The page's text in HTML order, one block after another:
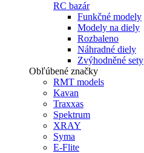
RC bazár
Funkčné modely
Modely na diely
Rozbaleno
Náhradné diely
Zvýhodněné sety
Obľúbené značky
RMT models
Kavan
Traxxas
Spektrum
XRAY
Syma
E-Flite